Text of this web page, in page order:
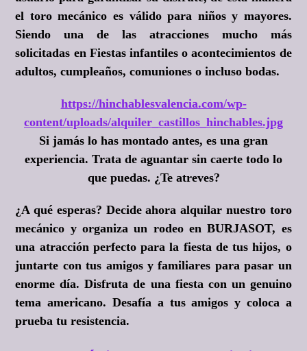
el toro mecánico es válido para niños y mayores.
Siendo una de las atracciones mucho más
solicitadas en Fiestas infantiles o acontecimientos de
adultos, cumpleaños, comuniones o incluso bodas.
https://hinchablesvalencia.com/wp-
content/uploads/alquiler_castillos_hinchables.jpg
Si jamás lo has montado antes, es una gran
experiencia. Trata de aguantar sin caerte todo lo
que puedas. ¿Te atreves?
¿A qué esperas? Decide ahora alquilar nuestro toro
mecánico y organiza un rodeo en BURJASOT, es
una atracción perfecto para la fiesta de tus hijos, o
juntarte con tus amigos y familiares para pasar un
enorme día. Disfruta de una fiesta con un genuino
tema americano. Desafía a tus amigos y coloca a
prueba tu resistencia.